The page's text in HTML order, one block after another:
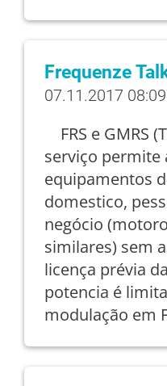
Frequenze
07.11.2017 08:09
FRS e GMRS
serviço permite
equipamentos
domestico,
negócio
similares) sem
licença prévia
potencia é
modulação em